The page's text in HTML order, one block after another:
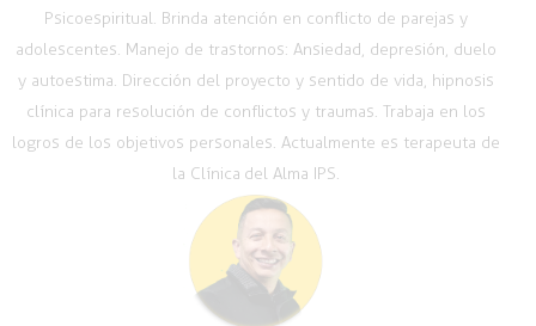
Psicoespiritual. Brinda atención en conflicto de parejas y
adolescentes. Manejo de trastornos: Ansiedad, depresión, duelo
y autoestima. Dirección del proyecto y sentido de vida, hipnosis
clínica para resolución de conflictos y traumas. Trabaja en los
logros de los objetivos personales. Actualmente es terapeuta de
la Clínica del Alma IPS.